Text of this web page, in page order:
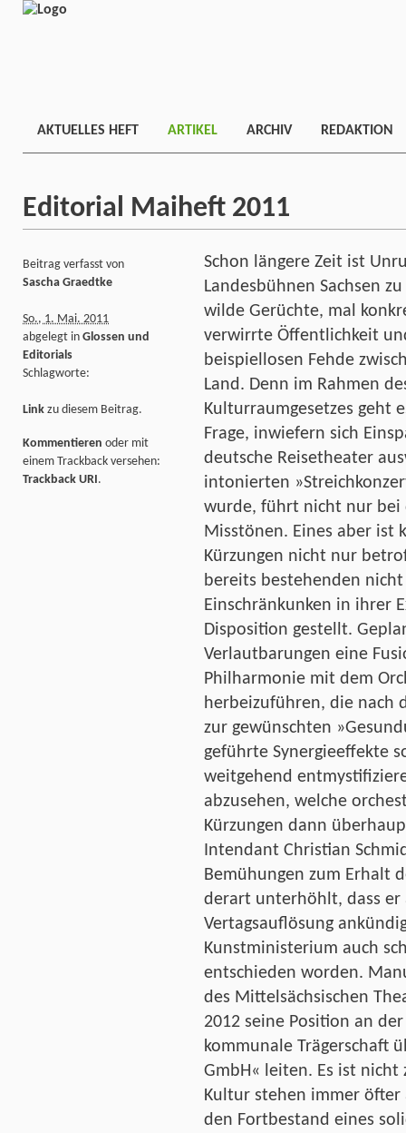
AKTUELLES HEFT ARTIKEL ARCHIV REDAKTION
Editorial Maiheft 2011
Schon längere Zeit ist
Landesbühnen Sachsen
wilde Gerüchte, mal
verwirrte Öffentlichkeit
beispiellosen Fehde
Land. Denn im Rahmen
Kulturraumgesetzes geht
Frage, inwiefern sich
deutsche Reisetheater
intonierten
wurde, führt nicht nur bei
Misstönen. Eines aber ist
Kürzungen nicht nur
bereits bestehenden
Einschränkunken in ihrer
Disposition gestellt.
Verlautbarungen eine
Philharmonie mit dem
herbeizuführen, die nach
zur gewünschten
geführte Synergieeffekte
weitgehend
abzusehen, welche
Kürzungen dann
Intendant Christian
Bemühungen zum Erhalt
derart unterhöhlt, dass er
Vertagsauflösung
Kunstministerium auch
entschieden worden.
des Mittelsächsischen
2012 seine Position an
kommunale Trägerschaft
GmbH« leiten. Es ist
Kultur stehen immer öfter
den Fortbestand eines
Beitrag verfasst von
Sascha Graedtke
So., 1. Mai. 2011
abgelegt in Glossen und
Editorials
Schlagworte:
Link zu diesem Beitrag.
Kommentieren oder mit
einem Trackback versehen:
Trackback URI.